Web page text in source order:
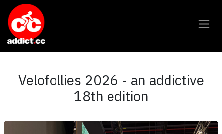
Overslaan naar inhoud
Velofollies 2026 - an addictive
18th edition